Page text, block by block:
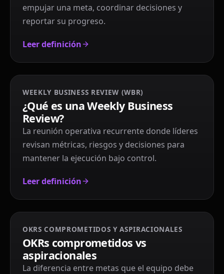
empujar una meta, coordinar decisiones y
reportar su progreso.
Leer definición
WEEKLY BUSINESS REVIEW (WBR)
¿Qué es una Weekly Business
Review?
La reunión operativa recurrente donde líderes
revisan métricas, riesgos y decisiones para
mantener la ejecución bajo control.
Leer definición
OKRS COMPROMETIDOS Y ASPIRACIONALES
OKRs comprometidos vs
aspiracionales
La diferencia entre metas que el equipo debe